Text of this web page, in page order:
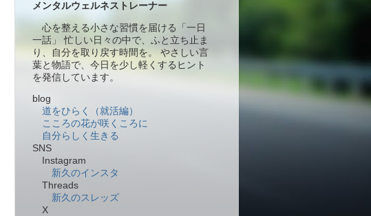
メンタルウェルネストレーナー
心を整える小さな習慣を届ける「一日
一話」 忙しい日々の中で、ふと立ち止ま
り、自分を取り戻す時間を。 やさしい言
葉と物語で、今日を少し軽くするヒント
を発信しています。
blog
道をひらく（就活編）
こころの花が咲くころに
自分らしく生きる
SNS
Instagram
新久のインスタ
Threads
新久のスレッズ
X